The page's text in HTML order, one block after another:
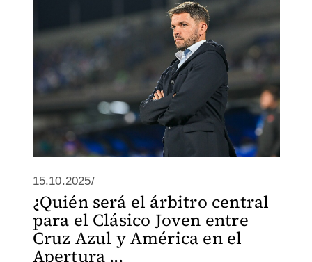
15.10.2025/
¿Quién será el árbitro central
para el Clásico Joven entre
Cruz Azul y América en el
Apertura ...